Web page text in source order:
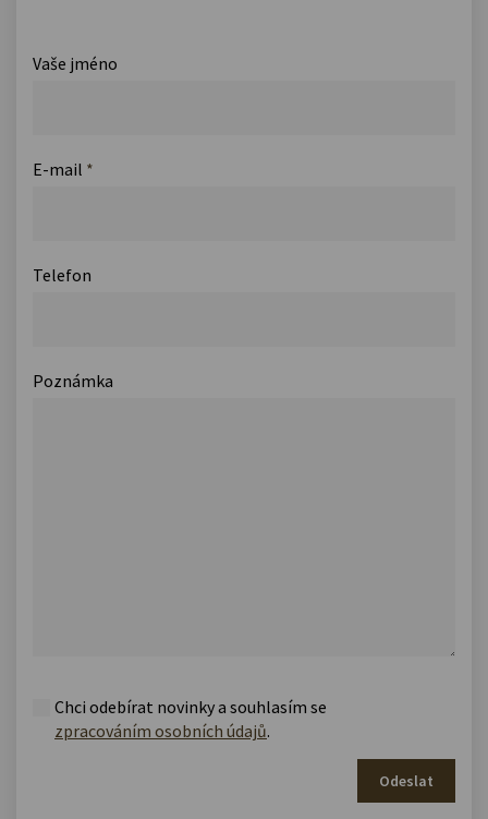
Vaše jméno
E-mail *
Telefon
Poznámka
Chci odebírat novinky a souhlasím se
zpracováním osobních údajů.
Odeslat